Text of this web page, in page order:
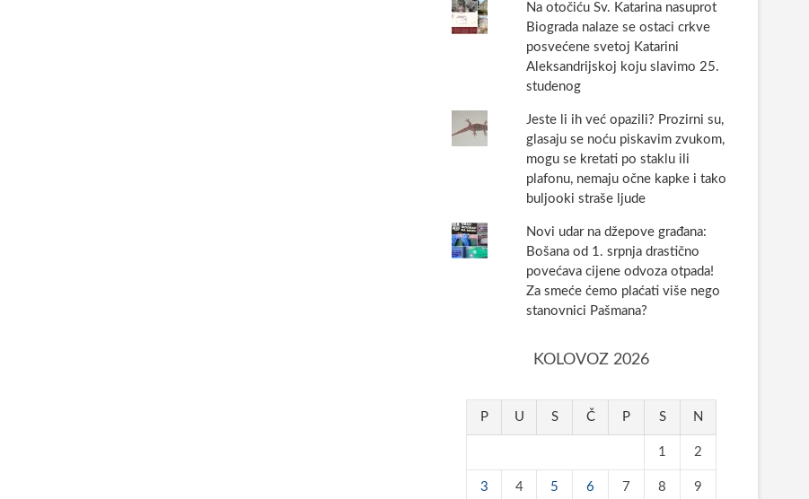
Na otočiću Sv. Katarina nasuprot
Biograda nalaze se ostaci crkve
posvećene svetoj Katarini
Aleksandrijskoj koju slavimo 25.
studenog
Jeste li ih već opazili? Prozirni su,
glasaju se noću piskavim zvukom,
mogu se kretati po staklu ili
plafonu, nemaju očne kapke i tako
buljooki straše ljude
Novi udar na džepove građana:
Bošana od 1. srpnja drastično
povećava cijene odvoza otpada!
Za smeće ćemo plaćati više nego
stanovnici Pašmana?
KOLOVOZ 2026
P U S Č P S N
1 2
3 4 5 6 7 8 9